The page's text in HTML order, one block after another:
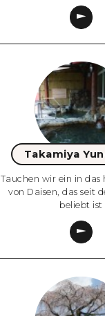
Takamiya
Tauchen wir ein in das
von Daisen, das seit
beliebt ist